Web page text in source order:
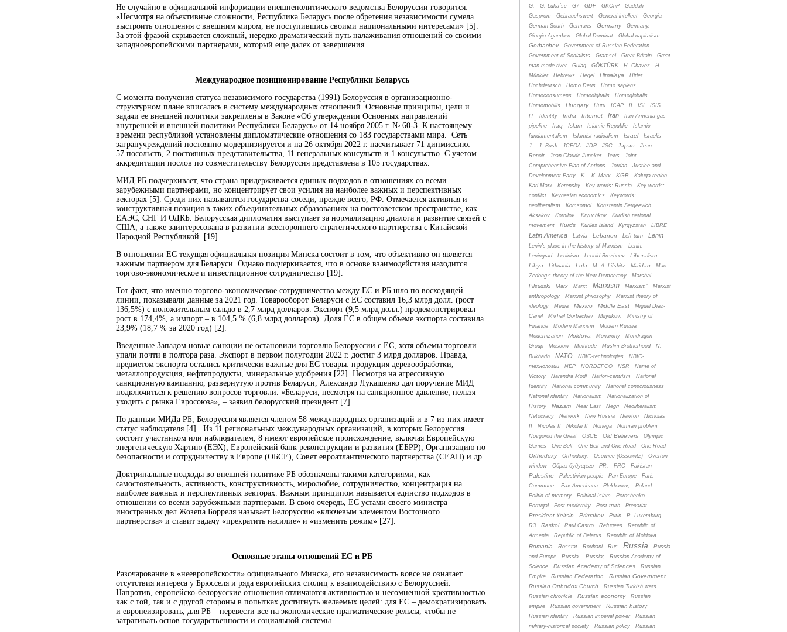
Не случайно в официальной информации внешнеполитического ведомства Белоруссии говорится:
«Несмотря на объективные сложности, Республика Беларусь после обретения независимости сумела
выстроить отношения с внешним миром, не поступившись своими национальными интересами» [5].
За этой фразой скрывается сложный, нередко драматический путь налаживания отношений со своими
западноевропейскими партнерами, который еще далек от завершения.
Международное позиционирование Республики Беларусь
С момента получения статуса независимого государства (1991) Белоруссия в организационно-
структурном плане вписалась в систему международных отношений. Основные принципы, цели и
задачи ее внешней политики закреплены в Законе «Об утверждении Основных направлений
внутренней и внешней политики Республики Беларусь» от 14 ноября 2005 г. № 60-З. К настоящему
времени республикой установлены дипломатические отношения со 183 государствами мира. Сеть
загранучреждений постоянно модернизируется и на 26 октября 2022 г. насчитывает 71 дипмиссию:
57 посольств, 2 постоянных представительства, 11 генеральных консульств и 1 консульство. С учетом
аккредитации послов по совместительству Белоруссия представлена в 105 государствах.
МИД РБ подчеркивает, что страна придерживается единых подходов в отношениях со всеми
зарубежными партнерами, но концентрирует свои усилия на наиболее важных и перспективных
векторах [5]. Среди них называются государства-соседи, прежде всего, РФ. Отмечается активная и
конструктивная позиция в таких объединительных образованиях на постсоветском пространстве, как
ЕАЭС, СНГ И ОДКБ. Белорусская дипломатия выступает за нормализацию диалога и развитие связей с
США, а также заинтересована в развитии всестороннего стратегического партнерства с Китайской
Народной Республикой [19].
В отношении ЕС текущая официальная позиция Минска состоит в том, что объективно он является
важным партнером для Беларуси. Однако подчеркивается, что в основе взаимодействия находится
торгово-экономическое и инвестиционное сотрудничество [19].
Тот факт, что именно торгово-экономическое сотрудничество между ЕС и РБ шло по восходящей
линии, показывали данные за 2021 год. Товарооборот Беларуси с ЕС составил 16,3 млрд долл. (рост
136,5%) с положительным сальдо в 2,7 млрд долларов. Экспорт (9,5 млрд долл.) продемонстрировал
рост в 174,4%, а импорт – в 104,5 % (6,8 млрд долларов). Доля ЕС в общем объеме экспорта составила
23,9% (18,7 % за 2020 год) [2].
Введенные Западом новые санкции не остановили торговлю Белоруссии с ЕС, хотя объемы торговли
упали почти в полтора раза. Экспорт в первом полугодии 2022 г. достиг 3 млрд долларов. Правда,
предметом экспорта остались критически важные для ЕС товары: продукция деревообработки,
металлопродукция, нефтепродукты, минеральные удобрения [22]. Несмотря на агрессивную
санкционную кампанию, развернутую против Беларуси, Александр Лукашенко дал поручение МИД
подключиться к решению вопросов торговли. «Беларуси, несмотря на санкционное давление, нельзя
уходить с рынка Евросоюза», – заявил белорусский президент [7].
По данным МИДа РБ, Белоруссия является членом 58 международных организаций и в 7 из них имеет
статус наблюдателя [4]. Из 11 региональных международных организаций, в которых Белоруссия
состоит участником или наблюдателем, 8 имеют европейское происхождение, включая Европейскую
энергетическую Хартию (ЕЭХ), Европейский банк реконструкции и развития (ЕБРР), Организацию по
безопасности и сотрудничеству в Европе (ОБСЕ), Совет евроатлантического партнерства (СЕАП) и др.
Доктринальные подходы во внешней политике РБ обозначены такими категориями, как
самостоятельность, активность, конструктивность, миролюбие, сотрудничество, концентрация на
наиболее важных и перспективных векторах. Важным принципом называется единство подходов в
отношении со всеми зарубежными партнерами. В свою очередь, ЕС устами своего министра
иностранных дел Жозепа Борреля называет Белоруссию «ключевым элементом Восточного
партнерства» и ставит задачу «прекратить насилие» и «изменить режим» [27].
Основные этапы отношений ЕС и РБ
Разочарование в «неевропейскости» официального Минска, его независимость вовсе не означает
отсутствия интереса у Брюсселя и ряда европейских столиц к взаимодействию с Белоруссией.
Напротив, европейско-белорусские отношения отличаются активностью и несомненной креативностью
как с той, так и с другой стороны в попытках достигнуть желаемых целей: для ЕС ‒ демократизировать
и европеизировать, для РБ ‒ перевести все на экономические прагматические рельсы, чтобы не
затрагивать основ государственности и социальной системы.
G. G. Luka´sc G7 GDP GKChP
Gaddafi
Gasprom
Gebrauchswert General intellect
Georgia
German South
Germans Germany
Germany.
Giorgio Agamben
Global Dominat Global capitalism
Gorbachev
Government of Russian Federation
Government of Socialists
Gramsci Great Britain
Great
man-made river
Gulag GÖKTÜRK H. Chavez
H.
Münkler
Hebrews Hegel Himalaya
Hitler
Hochdeutsch
Homo Deus
Homo sapiens
Homoconsumens
Homodigitalis
Homoglobalis
Homomobilis
Hungary Hutu ICAP II ISI
ISIS
IT
Identity India Internet Iran
Iran-Armenia gas
pipeline
Iraq Islam Islamic Republic
Islamic
fundamentalism
Islamist radicalism Israel
Israelis
J.
J. Bush JCPOA JDP JSC Japan
Jean
Renoir
Jean-Claude Juncker Jews
Joint
Comprehensive Plan of Actions
Jordan
Justice and
Development Party
K. K. Marx KGB
Kaluga region
Karl Marx
Kerensky Key words: Russia
Key words:
conflict
Keynesian economics
Keywords:
neoliberalism
Komsomol
Konstantin Sergeevich
Aksakov
Kornilov. Kryuchkov
Kurdish national
movement
Kurds Kuriles island Kyrgyzstan LIBRE
Latin America Latvia Lebanon Left turn Lenin
Lenin's place in the history of Marxism
Lenin;
Leningrad
Leninism Leonid Brezhnev
Liberalism
Libya
Lithuania Lula M. A. Lifshitz Maidan
Mao
Zedong's theory of the New Democracy
Marshal
Pilsudski
Marx Marx; Marxism Marxism”
Marxist
anthropology
Marxist philosophy
Marxist theory of
ideology
Media Mexico Middle East
Miguel Diaz-
Canel
Mikhail Gorbachev Milyukov;
Ministry of
Finance
Modern Marxism
Modern Russia
Modernization
Moldova Monarchy
Mondragon
Group
Moscow Multitude Muslim Brotherhood
N.
Bukharin
NATO NBIC-technologies
NBIC-
технологии
NEP NORDEFCO NSR
Name of
Victory
Narendra Modi Nation-centrism
National
Identity
National community
National consciousness
National identity
Nationalism
Nationalization of
History
Nazism Near East Negri
Neoliberalism
Netocracy
Network New Russia Newton
Nicholas
II
Nicolas II Nikolai II Noriega
Norman problem
Novgorod the Great
OSCE Old Believers
Olympic
Games
One Belt One Belt and One Road One Road
Orthodoxy Orthodoxy. Osowiec (Ossowitz)
Overton
window
Oбраз будущего PR; PRC Pakistan
Palestine Palestinian people Pan-Europe
Paris
Commune.
Pax Americana Plekhanov;
Poland
Politic of memory
Political Islam
Poroshenko
Portugal
Post-modernity Post-truth Precariat
President Yeltsin Primakov Putin
R. Luxemburg
R3
Raskol Raul Castro Refugees
Republic of
Armenia
Republic of Belarus Republic of Moldova
Romania Rosstat Rouhani Rus Russia
Russia
and Europe
Russia. Russia;
Russian Academy of
Science
Russian Academy of Sciences
Russian
Empire
Russian Federation
Russian Government
Russian Orthodox Church
Russian Turkish wars
Russian chronicle
Russian economy
Russian
empire
Russian government Russian history
Russian identity Russian imperial power
Russian
military-historical society
Russian policy Russian